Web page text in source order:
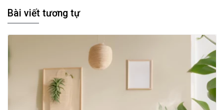
Bài viết tương tự